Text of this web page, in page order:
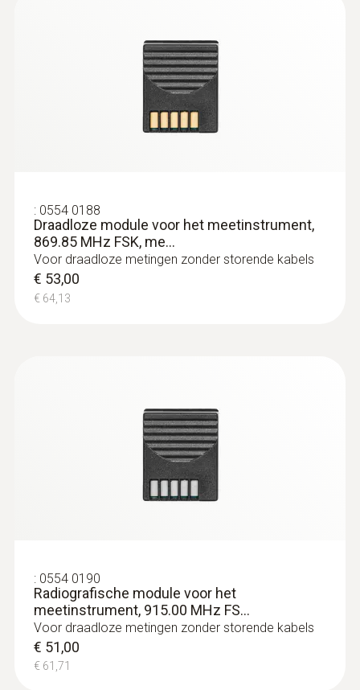
Klemvoeler voor snelle bevestiging van de
oppervlakte voeler op leidingen (Ø max. 1")
Prandtl-pitotbuis
stromingssnelheid
Voor het meten van de stromingssnelheid
€ 183,00
€ 221,43
hoeveelheid CO in de lucht detecteren.
: 0554 0188
Draadloze module voor het meetinstrument,
869.85 MHz FSK, me...
Voor draadloze metingen zonder storende kabels
€ 53,00
€ 64,13
: 0554 0190
Radiografische module voor het
meetinstrument, 915.00 MHz FS...
Voor draadloze metingen zonder storende kabels
€ 51,00
€ 61,71